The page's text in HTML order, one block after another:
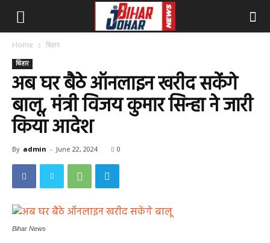
Home बिहार
बिहार
अब घर बैठे ऑनलाइन खरीद सकेंगे
बालू, मंत्री विजय कुमार सिन्हा ने जारी
किया आदेश
By admin - June 22, 2024 0
Bihar News